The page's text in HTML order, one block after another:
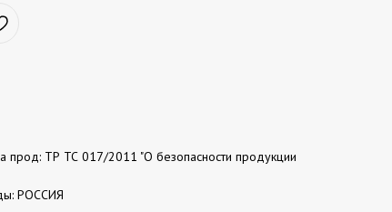
прод: ТР ТС 017/2011 "О безопасности продукции
РОССИЯ